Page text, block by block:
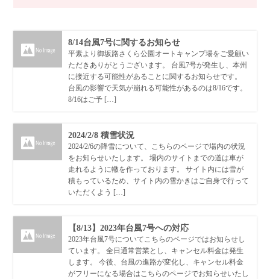
8/14台風7号に関するお知らせ
平素より御坂路さくら公園オートキャンプ場をご愛顧い
ただきありがとうございます。 台風7号が発生し、本州
に接近する可能性があることに関するお知らせです。
台風の影響で天気が崩れる可能性があるのは8/16です。
8/16はご予 […]
2024/2/8 積雪状況
2024/2/6の降雪について、こちらのページで場内の状況
をお知らせいたします。 場内のサイトまでの道は車が
走れるように轍を作っております。 サイト内には雪が
積もっているため、サイト内の雪かきはご自身で行って
いただくよう […]
【8/13】2023年台風7号への対応
2023年台風7号についてこちらのページではお知らせし
ています。 全日通常営業とし、キャンセル料金は発生
します。 今後、台風の進路が変化し、キャンセル料金
がフリーになる場合はこちらのページでお知らせいたし